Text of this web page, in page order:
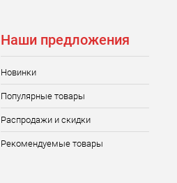
Наши предложения
Новинки
Популярные товары
Распродажи и скидки
Рекомендуемые товары